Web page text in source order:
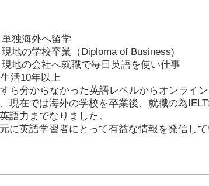
単独海外へ留学
現地の学校卒業（Diploma of Business)
現地の会社へ就職で毎日英語を使い仕事
活10年以上
ら分からなかった英語レベルからオンライ
現在では海外の学校を卒業後、就職の為
語力までなりました。
に英語学習者にとって有益な情報を発信して